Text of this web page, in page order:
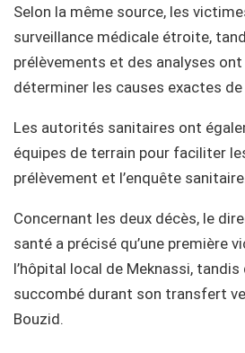
Selon la même source, les
surveillance médicale étroite,
prélèvements et des analyses
déterminer les causes exactes
Les autorités sanitaires ont
équipes de terrain pour faciliter
prélèvement et l’enquête
Concernant les deux décès, le
santé a précisé qu’une première
l’hôpital local de Meknassi,
succombé durant son transfert
Bouzid.